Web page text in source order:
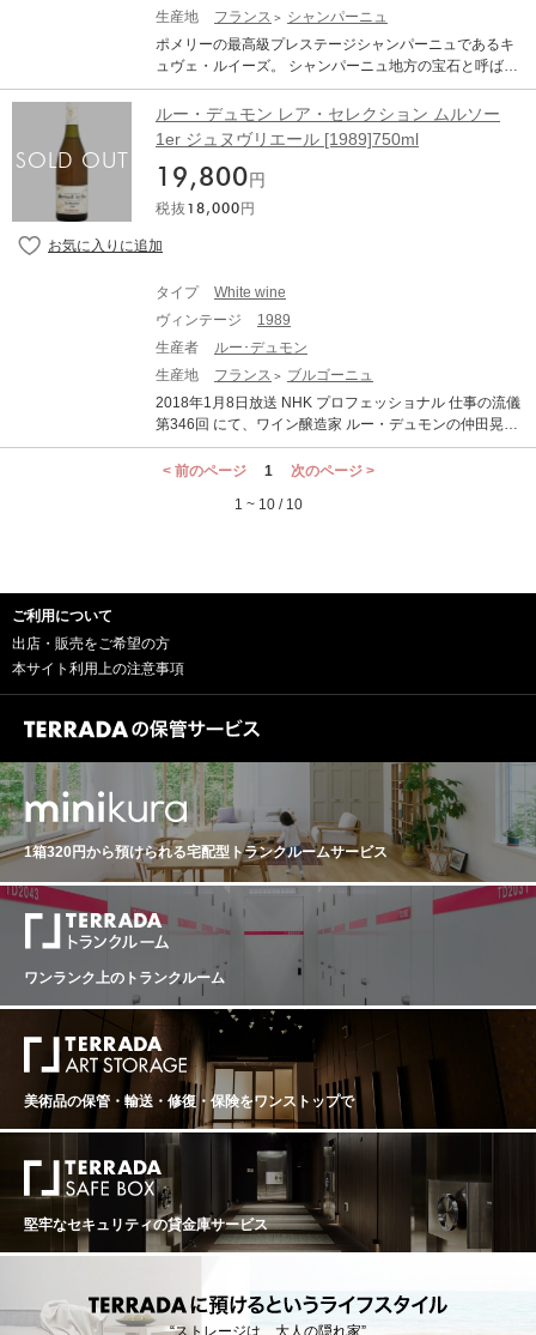
4％）をブレンドしました。 クリュッグ。コレクション1
989は、時間が造りだすクリュッグ1989の新たなクリュ
ッグ・コレクション1988は、特に素晴らしい3年間（198
8年、1989年、1990年）からなるメゾン クリュッグ独自
の3部作の一部です。特異な気候によってシャンパーニュ
に個性が与えられ、かつ極めてクリュッグらしい作品に
ョン 1989は誕生から25年を経た今もなお、信じられな
いほどの若さと豊かな表情、個性を放っています。 クリ
ュッグ・コレクション1988は、特に素晴らしい3年間（1
988年、1989年、1990年）からなるメゾン・クリュッグ
ニュに個性が与えられ、かつ極めてクリュッグらしい作
トルには番号が ジャンシス・ロビンソン：19 ポイント
青みがかった黄褐色。進化と深みが浸透。ブラウンのリ
ンゴ、タルト・タタンジュースの香り。豊かな味わい。
酸味は比較的少なく、広大さと壮大さを感じさせる。エ
ネルギッシュというより、心地よさを感じる。ジャンシ
ス・ロビンソン 2020 ワインスペクテーター：96 ポイン
ットジャム、糖蜜、カルダモンの豊かなノートが心地よ
く絡み合い、きめ細かな切れ目、余韻が残る酸味、そし
トーで大切に保管されてきた貴重なカロン・セギュール
く古の書物を模した特別ケースに収められています。 カ
ロン・セギュールの歴史と熟成の過程を体験することが
92、1995:94、2003:93、2010:89、2016:96
生産地
フランス
シャンパーニュ
ポメリーの最高級プレステージシャンパーニュであるキ
ュヴェ・ルイーズ。 シャンパーニュ地方の宝石と呼ばれ
る、アヴィズ、クラマン、アイの3つのグラン・クリュの
中でも、キュヴェ・ルイーズ専用の区画の葡萄のみを使
用し、さらに純粋で繊細な果汁「クール・ド・キュヴェ
（キュヴェの魂）」のみを使用して造られます。そし
て、世界遺産登録されたポメリーの地下セラーの中で、
最低８年以上の熟成を経て「究極の純粋さ」を誇るキュ
ヴェ・ルイーズが生みだされます。 Cuvée Louise 1989
太陽を感じさせるあたたかみのあるゴールドの色。フレ
強い味わい。太陽に恵まれたヴィンテージらしく、熟し
た果実特有のエレガントで長い余韻。 品種：シャルドネ
60％、ピノ・ノワール 40%
ルー・デュモン レア・セレクション ムルソー
1er ジュヌヴリエール [1989]750ml
19,800 円
税抜 18,000 円
タイプ
White wine
ヴィンテージ
1989
生産者
ルー･デュモン
生産地
フランス
ブルゴーニュ
2018年1月8日放送 NHK プロフェッショナル 仕事の流儀
第346回 にて、ワイン醸造家 ルー・デュモンの仲田晃司
氏が特集されました！ 何分20年たったオールドヴィンテ
ージです。 商品到着後、最低でも二週間ぐらいは休ませ
シャルムと並び、一級畑の中の三傑と言われ るジュヌヴ
< 前のページ 1
次のページ >
1 ~ 10 / 10
ご利用について
出店・販売をご希望の方
本サイト利用上の注意事項
1箱320円から預けられる宅配型トランクルームサービス
ワンランク上のトランクルーム
美術品の保管・輸送・修復・保険をワンストップで
堅牢なセキュリティの貸金庫サービス
“ストレージは、大人の隠れ家”